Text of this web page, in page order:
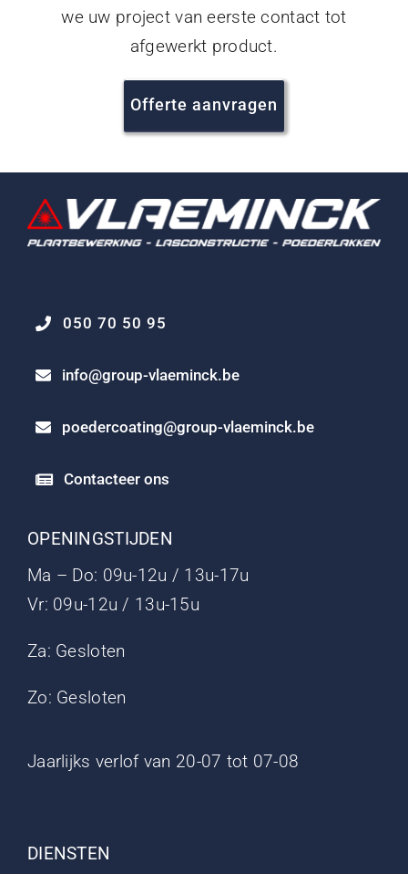
we uw project van eerste contact tot
afgewerkt product.
Offerte aanvragen
050 70 50 95
info@group-vlaeminck.be
poedercoating@group-vlaeminck.be
Contacteer ons
OPENINGSTIJDEN
Ma – Do: 09u-12u / 13u-17u
Vr: 09u-12u / 13u-15u
Za: Gesloten
Zo: Gesloten
Jaarlijks verlof van 20-07 tot 07-08
DIENSTEN